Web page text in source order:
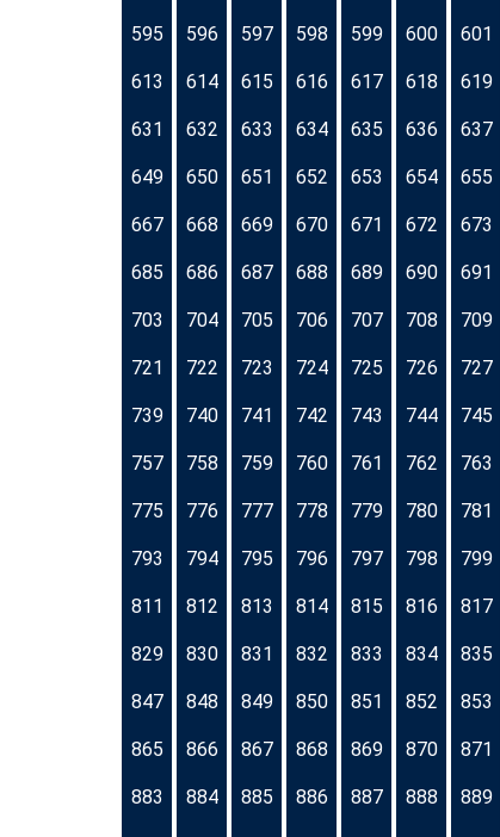
595 596 597 598 599 600 601
613 614 615 616 617 618 619
631 632 633 634 635 636 637
649 650 651 652 653 654 655
667 668 669 670 671 672 673
685 686 687 688 689 690 691
703 704 705 706 707 708 709
721 722 723 724 725 726 727
739 740 741 742 743 744 745
757 758 759 760 761 762 763
775 776 777 778 779 780 781
793 794 795 796 797 798 799
811 812 813 814 815 816 817
829 830 831 832 833 834 835
847 848 849 850 851 852 853
865 866 867 868 869 870 871
883 884 885 886 887 888 889